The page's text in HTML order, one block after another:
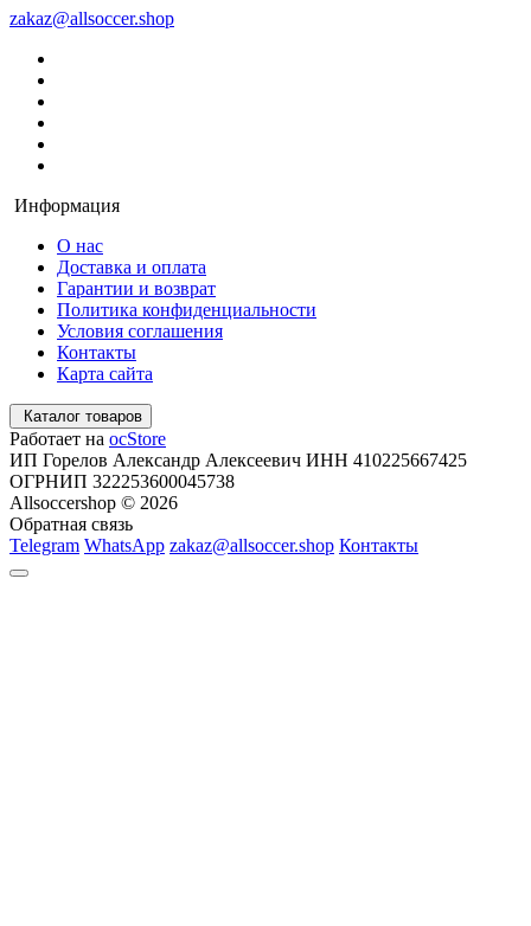
zakaz@allsoccer.shop
Информация
О нас
Доставка и оплата
Гарантии и возврат
Политика конфиденциальности
Условия соглашения
Контакты
Карта сайта
Каталог товаров
Работает на ocStore
ИП Горелов Александр Алексеевич ИНН 410225667425
ОГРНИП 322253600045738
Allsoccershop © 2026
Обратная связь
Telegram WhatsApp zakaz@allsoccer.shop Контакты